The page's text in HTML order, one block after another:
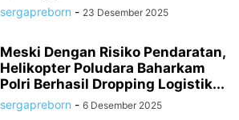
sergapreborn - 23 Desember 2025
Meski Dengan Risiko Pendaratan,
Helikopter Poludara Baharkam
Polri Berhasil Dropping Logistik...
sergapreborn - 6 Desember 2025